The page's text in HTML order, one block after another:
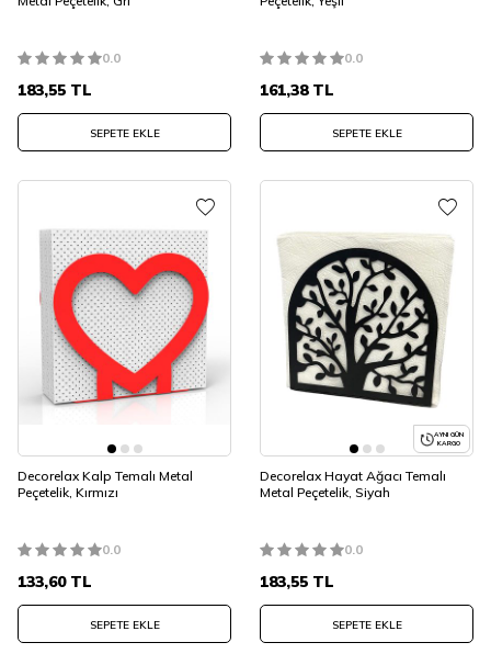
0.0
183,55 TL
SEPETE EKLE
0.0
161,38TL
SEPETE EKLE
Decorelax Kalp Temalı Metal
Peçetelik, Kırmızı
0.0
133,60TL
SEPETE EKLE
AYNI GÜN
KARGO
Decorelax Hayat Ağacı Temalı
Metal Peçetelik, Siyah
0.0
183,55 TL
SEPETE EKLE